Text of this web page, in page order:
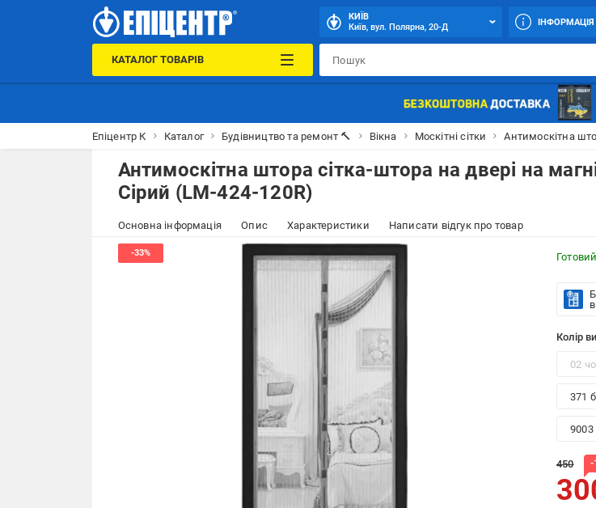
КИЇВ
Київ, вул. Полярна, 20-Д
ІНФОРМАЦІЯ
КАТАЛОГ ТОВАРІВ
Епіцентр К Каталог Будівництво та ремонт 🔨 Вікна Москітні сітки Антимоскітна
Антимоскітна штора сітка-штора на двері на
Сірий (LM-424-120R)
Основна інформація Опис Характеристики Написати відгук про товар
Колір
02
371
9003
450 -